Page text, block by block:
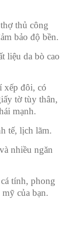
thủ công
bảo độ bền.
liệu da bò cao
xếp đôi, có
tờ tùy thân,
mạnh.
tế, lịch lãm.
nhiều ngăn
tính, phong
của bạn.